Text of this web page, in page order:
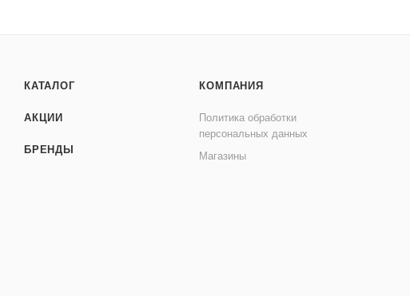
КАТАЛОГ
АКЦИИ
БРЕНДЫ
КОМПАНИЯ
Политика обработки
персональных данных
Магазины